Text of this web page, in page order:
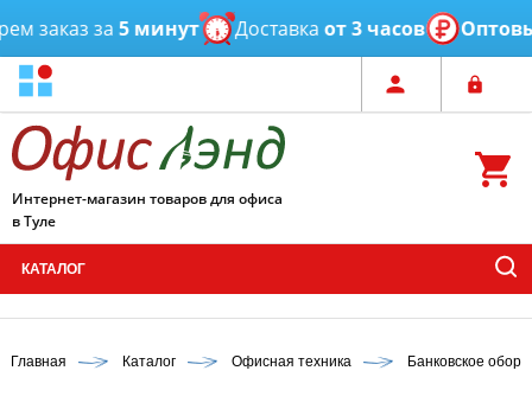
заказ за5 минут Доставкаот 3 часов Оптовые
Интернет-магазин товаров для офиса
в Туле
КАТАЛОГ
Главная Каталог Офисная техника Банковское